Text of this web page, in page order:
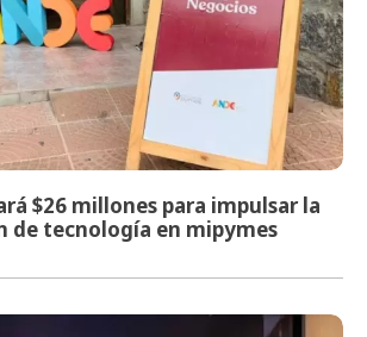
$26 millones para impulsar la
de tecnología en mipymes